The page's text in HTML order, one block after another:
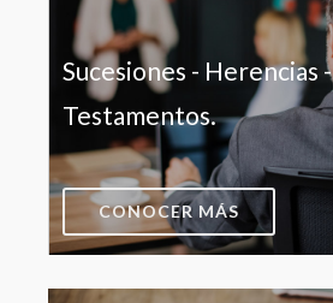
Sucesiones - Herencias -
Testamentos.
CONOCER MÁS